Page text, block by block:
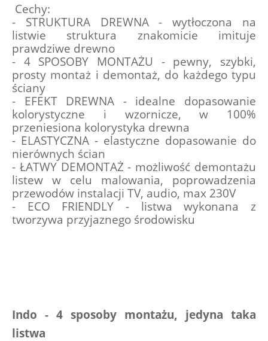
Cechy:
- STRUKTURA DREWNA - wytłoczona na
listwie struktura znakomicie imituje
prawdziwe drewno
- 4 SPOSOBY MONTAŻU - pewny, szybki,
prosty montaż i demontaż, do każdego typu
ściany
- EFEKT DREWNA - idealne dopasowanie
kolorystyczne i wzornicze, w 100%
przeniesiona kolorystyka drewna
- ELASTYCZNA - elastyczne dopasowanie do
nierównych ścian
- ŁATWY DEMONTAŻ - możliwość demontażu
listew w celu malowania, poprowadzenia
przewodów instalacji TV, audio, max 230V
- ECO FRIENDLY - listwa wykonana z
tworzywa przyjaznego środowisku
Indo - 4 sposoby montażu, jedyna taka
listwa